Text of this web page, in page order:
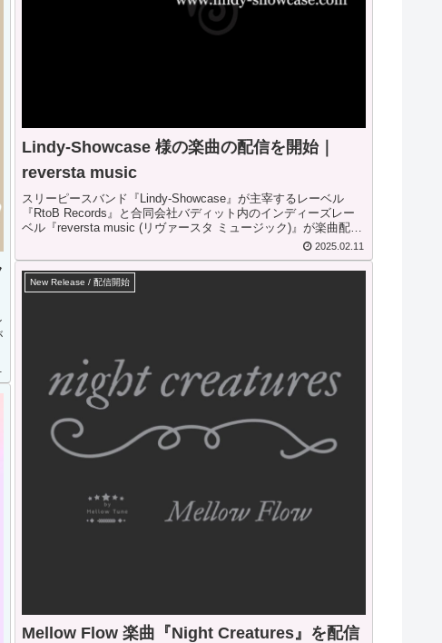
Lindy-Showcase 様の楽曲の配信を開始｜
reversta music
スリーピースバンド『Lindy-Showcase』が主宰するレーベル
『RtoB Records』と合同会社バディット内のインディーズレー
ベル『reversta music (リヴァースタ ミュージック)』が楽曲配信
契約を締結。ダウンロード販売及びサブスクリプション配信を開
2025.02.11
New Release / 配信開始
Mellow Flow 楽曲『Night Creatures』を配信